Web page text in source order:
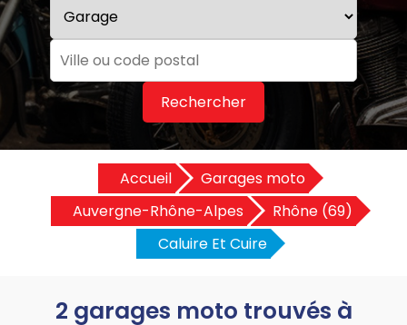
Rechercher
Accueil
Garages moto
Auvergne-Rhône-Alpes
Rhône (69)
Caluire Et Cuire
2 garages moto trouvés à